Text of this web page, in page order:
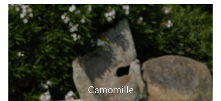
Camomille